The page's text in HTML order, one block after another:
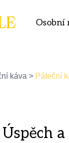
Osobní
káva > Páteční